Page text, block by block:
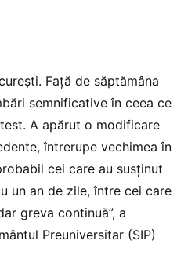
Faţă de săptămâna
semnificative în ceea ce
A apărut o modificare
întrerupe vechimea în
cei care au susţinut
un an de zile, între cei care
greva continuă”, a
Preuniversitar (SIP)